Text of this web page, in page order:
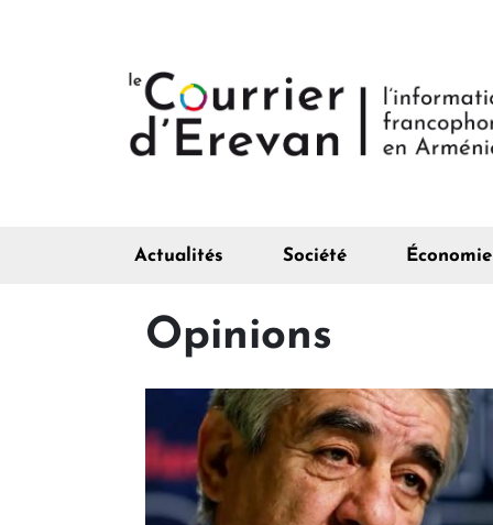
Actualités Société Économie
Opinions